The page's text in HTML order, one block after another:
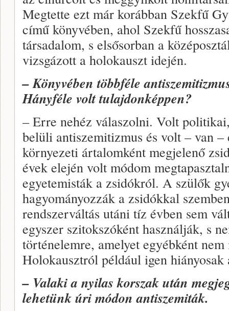
Megtette ezt már korábban Szekfű
című könyvében, ahol Szekfű
társadalom, s elsősorban a
vizsgázott a holokauszt idején.
– Könyvében többféle
Hányféle volt tulajdonképpen?
– Erre nehéz válaszolni. Volt
belüli antiszemitizmus és volt – van
környezeti ártalomként megjelenő
évek elején volt módom
egyetemisták a zsidókról. A szülők
hagyományozzák a zsidókkal
rendszerváltás utáni tíz évben sem
egyszer szitokszóként használják, s
történelemre, amelyet egyébként
Holokausztról például igen hiányosak
– Valaki a nyilas korszak után
lehetünk úri módon antiszemiták.